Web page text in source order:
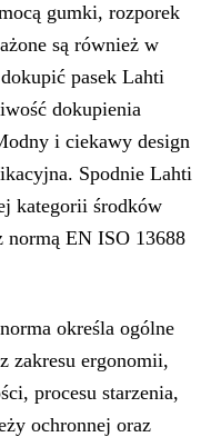
gumki, rozporek
są również w
pasek Lahti
dokupienia
i ciekawy design
Spodnie Lahti
kategorii środków
normą EN ISO 13688
określa ogólne
zakresu ergonomii,
procesu starzenia,
ochronnej oraz